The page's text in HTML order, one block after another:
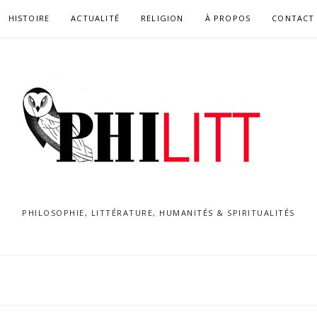
HISTOIRE ACTUALITÉ RELIGION À PROPOS CONTACT
PHILOSOPHIE, LITTÉRATURE, HUMANITÉS & SPIRITUALITÉS